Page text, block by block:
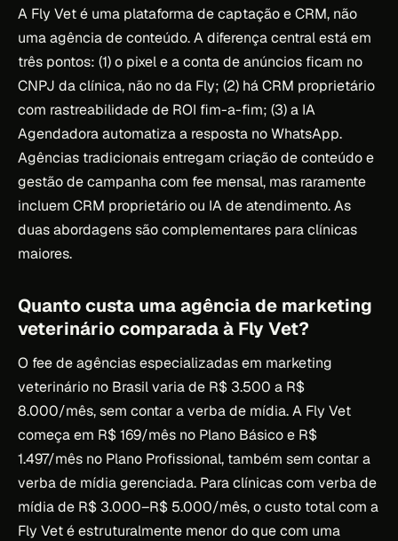
A Fly Vet é uma plataforma de captação e CRM, não
uma agência de conteúdo. A diferença central está em
três pontos: (1) o pixel e a conta de anúncios ficam no
CNPJ da clínica, não no da Fly; (2) há CRM proprietário
com rastreabilidade de ROI fim-a-fim; (3) a IA
Agendadora automatiza a resposta no WhatsApp.
Agências tradicionais entregam criação de conteúdo e
gestão de campanha com fee mensal, mas raramente
incluem CRM proprietário ou IA de atendimento. As
duas abordagens são complementares para clínicas
maiores.
Quanto custa uma agência de marketing
veterinário comparada à Fly Vet?
O fee de agências especializadas em marketing
veterinário no Brasil varia de R$ 3.500 a R$
8.000/mês, sem contar a verba de mídia. A Fly Vet
começa em R$ 169/mês no Plano Básico e R$
1.497/mês no Plano Profissional, também sem contar a
verba de mídia gerenciada. Para clínicas com verba de
mídia de R$ 3.000–R$ 5.000/mês, o custo total com a
Fly Vet é estruturalmente menor do que com uma